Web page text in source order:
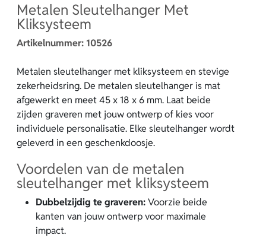
Metalen Sleutelhanger Met
Kliksysteem
Artikelnummer: 10526
Metalen sleutelhanger met kliksysteem en stevige
zekerheidsring. De metalen sleutelhanger is mat
afgewerkt en meet 45 x 18 x 6 mm. Laat beide
zijden graveren met jouw ontwerp of kies voor
individuele personalisatie. Elke sleutelhanger wordt
geleverd in een geschenkdoosje.
Voordelen van de metalen
sleutelhanger met kliksysteem
Dubbelzijdig te graveren:Voorzie beide
kanten van jouw ontwerp voor maximale
impact.